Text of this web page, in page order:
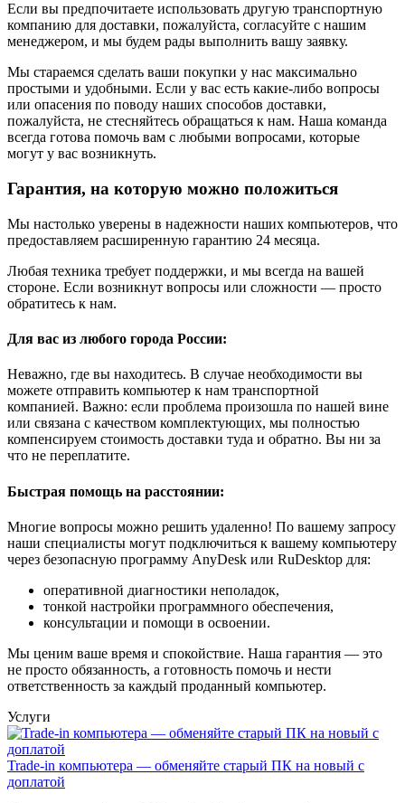
Если вы предпочитаете использовать другую транспортную
компанию для доставки, пожалуйста, согласуйте с нашим
менеджером, и мы будем рады выполнить вашу заявку.
Мы стараемся сделать ваши покупки у нас максимально
простыми и удобными. Если у вас есть какие-либо вопросы
или опасения по поводу наших способов доставки,
пожалуйста, не стесняйтесь обращаться к нам. Наша команда
всегда готова помочь вам с любыми вопросами, которые
могут у вас возникнуть.
Гарантия, на которую можно положиться
Мы настолько уверены в надежности наших компьютеров, что
предоставляем расширенную гарантию 24 месяца.
Любая техника требует поддержки, и мы всегда на вашей
стороне. Если возникнут вопросы или сложности — просто
обратитесь к нам.
Для вас из любого города России:
Неважно, где вы находитесь. В случае необходимости вы
можете отправить компьютер к нам транспортной
компанией. Важно: если проблема произошла по нашей вине
или связана с качеством комплектующих, мы полностью
компенсируем стоимость доставки туда и обратно. Вы ни за
что не переплатите.
Быстрая помощь на расстоянии:
Многие вопросы можно решить удаленно! По вашему запросу
наши специалисты могут подключиться к вашему компьютеру
через безопасную программу AnyDesk или RuDesktop для:
оперативной диагностики неполадок,
тонкой настройки программного обеспечения,
консультации и помощи в освоении.
Мы ценим ваше время и спокойствие. Наша гарантия — это
не просто обязанность, а готовность помочь и нести
ответственность за каждый проданный компьютер.
Услуги
Trade-in компьютера — обменяйте старый ПК на новый с
доплатой